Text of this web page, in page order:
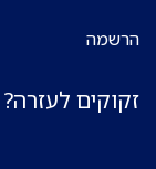
הרשמה
זקוקים לעזרה?